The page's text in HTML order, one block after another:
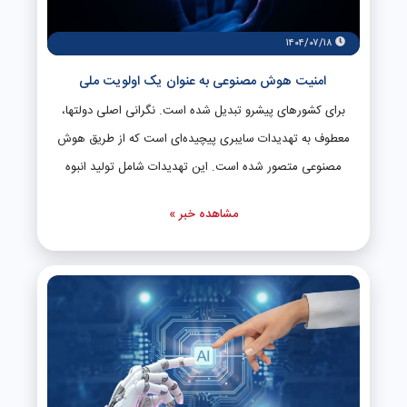
همکاری می‌کند تا نشانه‌گذاری و حاشیه‌نویسی دقیق‌تری برای
نمونه‌های موسیقی فراهم شود. اگرچه OpenAI پیش از این نیز
مربوط به دوره پیش از معرفی ChatGPT هستند. در سال‌های
اخیر، این شرکت بیشتر تمرکز خود را بر توسعه مدل‌های صوتی
تبدیل متن به گفتار و گفتار به متن معطوف کرده است. در کنار
OpenAI، شرکت‌های دیگری مانند گوگل و Suno نیز مدل‌های
اختصاصی برای تولید موسیقی مبتنی بر هوش مصنوعی در
است.
۱۴۰۴/۰۷/۱۸
امنیت هوش مصنوعی به عنوان یک اولویت ملی
برای کشورهای پیشرو تبدیل شده است. نگرانی اصلی دولتها،
معطوف به تهدیدات سایبری پیچیده‌ای است که از طریق هوش
مصنوعی متصور شده است. این تهدیدات شامل تولید انبوه
deepfake برای تخریب چهره یا انتشار گسترده اطلاعات
نادرست است. علاوه بر این، احتمال استفاده از این فناوری برای
هدف قرار دادن زیرساخت‌های حیاتی یک کشور—مانند
شبکه‌های برق، سیستم‌های حمل و نقل و مراکز مالی—
ابرموجبی شده است تا امنیت هوش مصنوعی در صدر
دستورکارهای امن ملی قرار گیرد. در پاسخ به این چالش‌ها،
قدرت‌های جهانی در حال تدوین چارچوب‌های حقوقی و امنیتی
مشاهده خبر »